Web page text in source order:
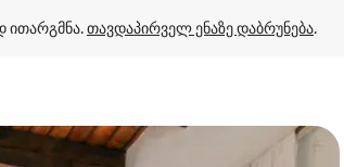
ითარგმნა. თავდაპირველ ენაზე დაბრუნება.